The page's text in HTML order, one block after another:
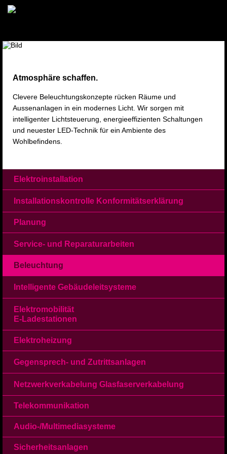
überspringen
Home
Über
Installationskontrolle
und
Reparaturarbeiten
Beleuchtung
Intelligente
Gebäudeleitsysteme
Elektromobilität
Ladestationen
Elektroheizung
Glasfaserverkabelung
Telekommunikation
Audio-/Multimediasysteme
Sicherheitsanlagen
Haushaltsgeräte
Photovoltaikanlagen
Stellen
Links
Kontakt
Kontakt/Lageplan
Impressum
Atmosphäre schaffen.
Clevere Beleuchtungskonzepte rücken Räume und
Aussenanlagen in ein modernes Licht. Wir sorgen mit
intelligenter Lichtsteuerung, energieeffizienten Schaltungen
und neuester LED-Technik für ein Ambiente des
Wohlbefindens.
Navigation
Elektroinstallation
Installationskontrolle Konformitätserklärung
Planung
Service- und Reparaturarbeiten
Beleuchtung
Intelligente Gebäudeleitsysteme
Elektromobilität
E-Ladestationen
Elektroheizung
Gegensprech- und Zutrittsanlagen
Netzwerkverkabelung Glasfaserverkabelung
Telekommunikation
Audio-/Multimediasysteme
Sicherheitsanlagen